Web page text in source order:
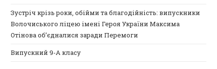
Зустріч крізь роки, обійми та благодійність: випускники
Волочиського ліцею імені Героя України Максима
Отінова об’єдналися заради Перемоги
Випускний 9-А класу